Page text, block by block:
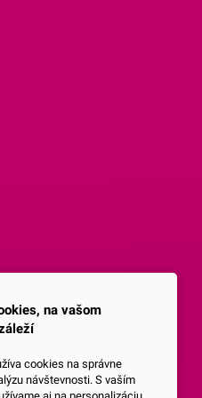
na vašom
cookies na správne
návštevnosti. S vaším